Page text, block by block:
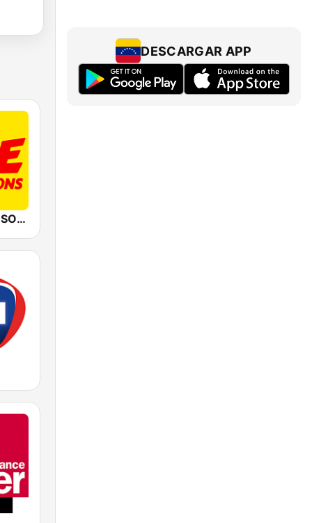
RIRE & CHANSONS
DESCARGAR APP